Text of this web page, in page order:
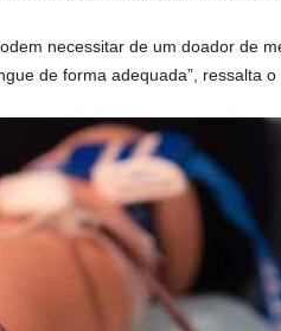
necessitar de um doador de
de forma adequada”, ressalta o